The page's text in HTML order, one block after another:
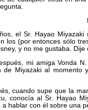
el Sr. Hayao
los (por entonces sólo
y no me gustaba. Dije
mi amiga Vonda
de Miyazaki al momento
cuando supe que la
conocía al Sr. Hayao
a hablar con él sobre una